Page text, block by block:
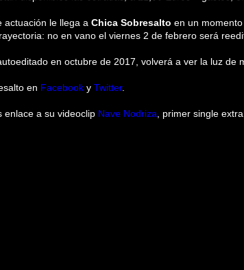
actuación le llega a Chica Sobresalto en un
no en vano el viernes 2 de febrero será
en octubre de 2017, volverá a ver la luz de
en Facebook y Twitter.
enlace a su videoclip Nave Nodriza , primer single